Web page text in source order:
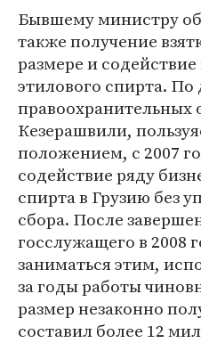
Бывшему министру
также получение
размере и
этилового спирта.
правоохранительных
Кезерашвили,
положением, с 2007
содействие ряду
спирта в Грузию без
сбора. После
госслужащего в 2008
заниматься этим,
за годы работы
размер незаконно
составил более 12